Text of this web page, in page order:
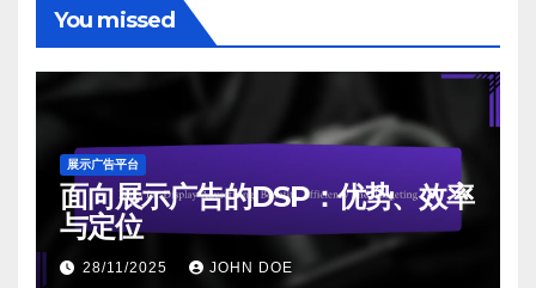
You missed
展示广告平台
面向展示广告的DSP：优势、效率
与定位
28/11/2025 JOHN DOE